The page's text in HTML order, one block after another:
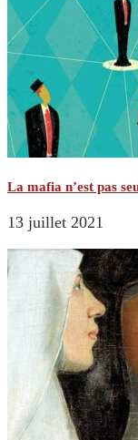
La mafia n’est pas
13 juillet 2021